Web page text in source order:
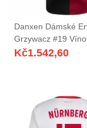
Danxen Dámské
Grzywacz #19
Domů Hráčské
Kč1.542,60